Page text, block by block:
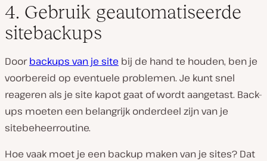
4. Gebruik geautomatiseerde
sitebackups
Doorbackups van je site bij de hand te houden, ben je
voorbereid op eventuele problemen. Je kunt snel
reageren als je site kapot gaat of wordt aangetast. Back-
ups moeten een belangrijk onderdeel zijn van je
sitebeheerroutine.
Hoe vaak moet je een backup maken van je sites? Dat